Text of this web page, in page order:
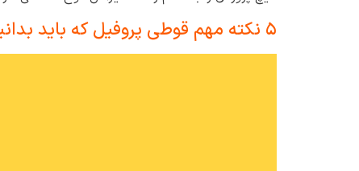
۵ نکته مهم قوطی پروفیل که باید بدانید